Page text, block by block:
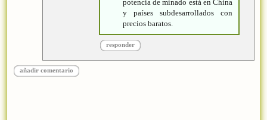
potencia de minado está en China
y países subdesarrollados con
precios baratos.
responder
añadir comentario